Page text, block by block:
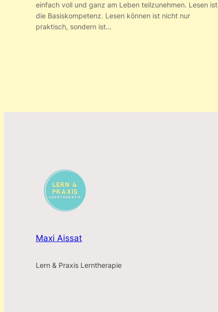
einfach voll und ganz am Leben teilzunehmen. Lesen ist
die Basiskompetenz. Lesen können ist nicht nur
praktisch, sondern ist…
Maxi Aissat
Lern & Praxis Lerntherapie